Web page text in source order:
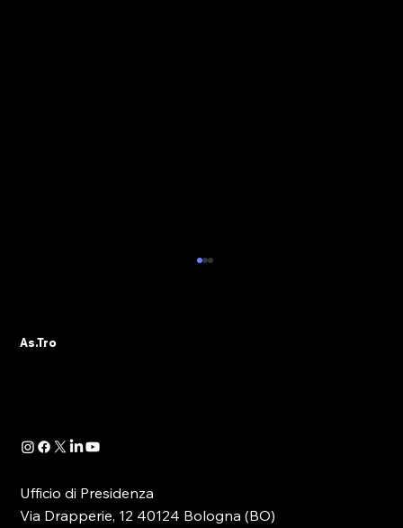
Determinazione Direttoriale di ADM, con la
As.Tro
Ufficio di Presidenza
Via Drapperie, 12 40124 Bologna (BO)